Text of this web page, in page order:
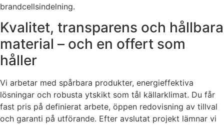
brandcellsindelning.
Kvalitet, transparens och hållbara
material – och en offert som
håller
Vi arbetar med spårbara produkter, energieffektiva
lösningar och robusta ytskikt som tål källarklimat. Du får
fast pris på definierat arbete, öppen redovisning av tillval
och garanti på utförande. Efter avslutat projekt lämnar vi